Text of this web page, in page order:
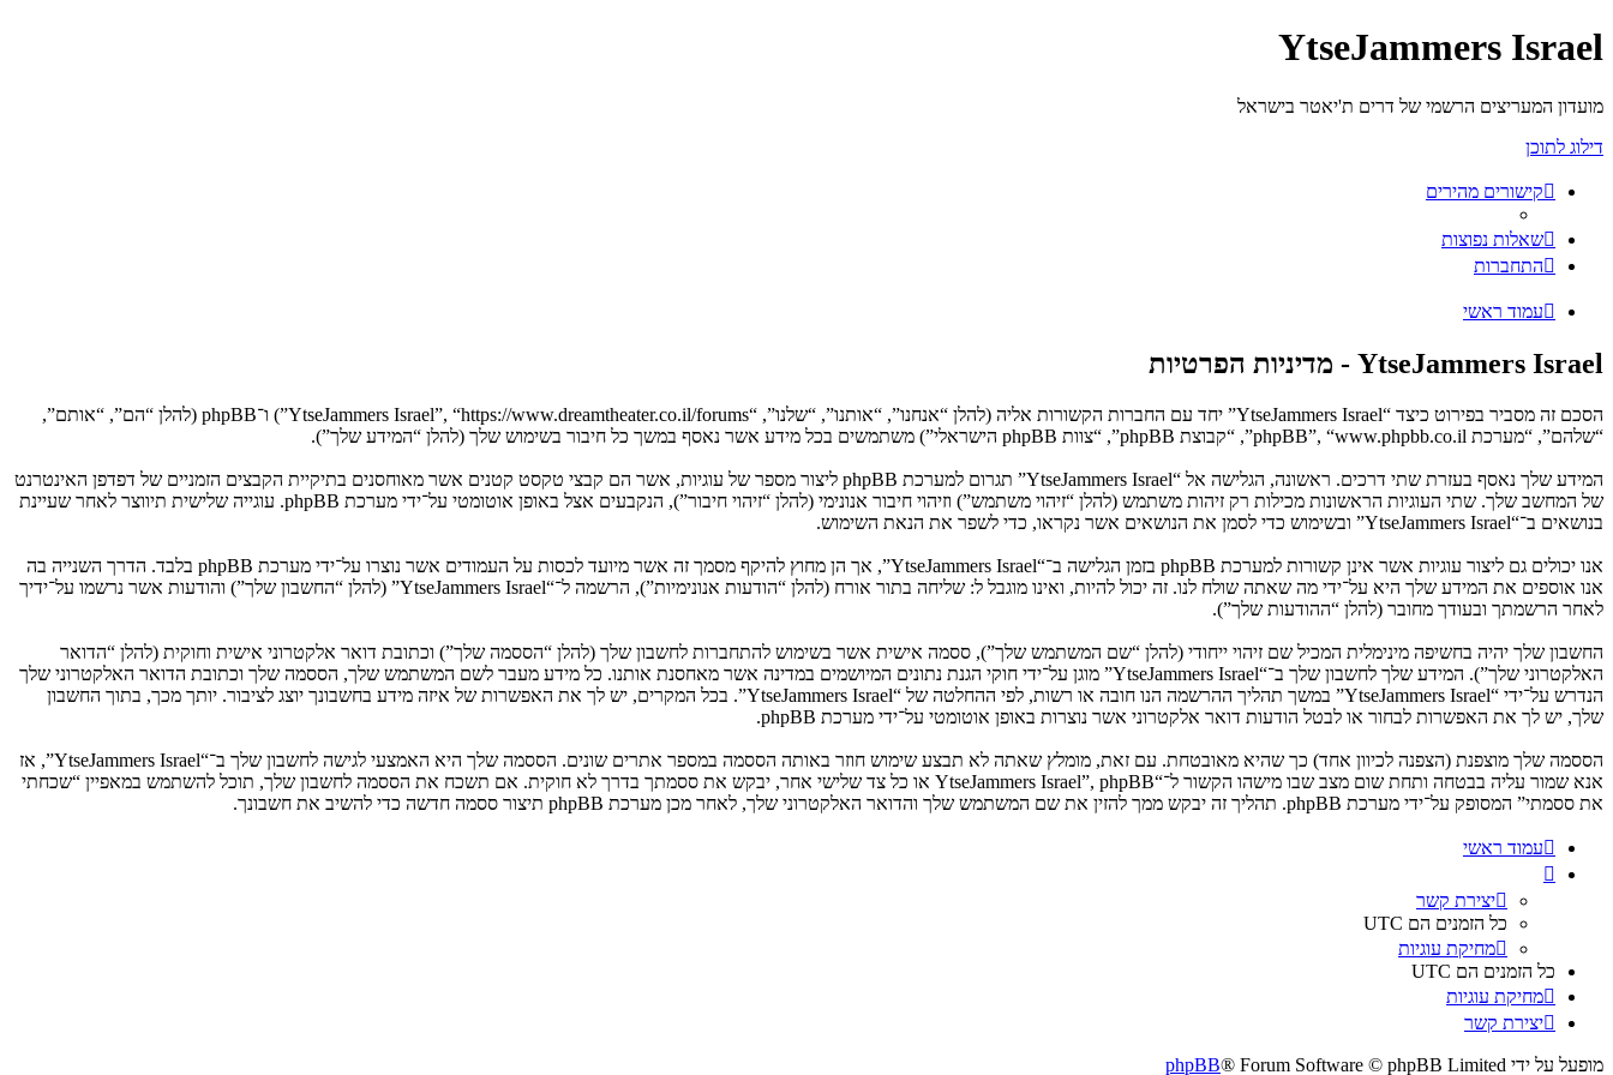
YtseJammers Israel
מועדון המעריצים הרשמי של דרים ת'יאטר בישראל
דילוג לתוכן
קישורים מהירים
שאלות נפוצות
התחברות
עמוד ראשי
YtseJammers Israel - מדיניות הפרטיות
הסכם זה מסביר בפירוט כיצד “YtseJammers Israel” יחד עם החברות הקשורות אליה (להלן “אנחנו”, “אותנו”, “שלנו”, “YtseJammers Israel”, “https://www.dreamtheater.co.il/forums”) ו־phpBB (להלן “הם”, “אותם”,
“שלהם”, “מערכת phpBB”, “www.phpbb.co.il”, “קבוצת phpBB”, “צוות phpBB הישראלי”) משתמשים בכל מידע אשר נאסף במשך כל חיבור בשימוש שלך (להלן “המידע שלך”).
המידע שלך נאסף בעזרת שתי דרכים. ראשונה, הגלישה אל “YtseJammers Israel” תגרום למערכת phpBB ליצור מספר של עוגיות, אשר הם קבצי טקסט קטנים אשר מאוחסנים בתיקיית הקבצים הזמניים של דפדפן האינטרנט
של המחשב שלך. שתי העוגיות הראשונות מכילות רק זיהות משתמש (להלן “זיהוי משתמש”) וזיהוי חיבור אנונימי (להלן “זיהוי חיבור”), הנקבעים אצל באופן אוטומטי על־ידי מערכת phpBB. עוגייה שלישית תיווצר לאחר שעיינת
בנושאים ב־“YtseJammers Israel” ובשימוש כדי לסמן את הנושאים אשר נקראו, כדי לשפר את הנאת השימוש.
אנו יכולים גם ליצור עוגיות אשר אינן קשורות למערכת phpBB בזמן הגלישה ב־“YtseJammers Israel”, אך הן מחוץ להיקף מסמך זה אשר מיועד לכסות על העמודים אשר נוצרו על־ידי מערכת phpBB בלבד. הדרך השנייה בה
אנו אוספים את המידע שלך היא על־ידי מה שאתה שולח לנו. זה יכול להיות, ואינו מוגבל ל: שליחה בתור אורח (להלן “הודעות אנונימיות”), הרשמה ל־“YtseJammers Israel” (להלן “החשבון שלך”) והודעות אשר נרשמו על־ידיך
לאחר הרשמתך ובעודך מחובר (להלן “ההודעות שלך”).
החשבון שלך יהיה בחשיפה מינימלית המכיל שם זיהוי ייחודי (להלן “שם המשתמש שלך”), ססמה אישית אשר בשימוש להתחברות לחשבון שלך (להלן “הססמה שלך”) וכתובת דואר אלקטרוני אישית וחוקית (להלן “הדואר
האלקטרוני שלך”). המידע שלך לחשבון שלך ב־“YtseJammers Israel” מוגן על־ידי חוקי הגנת נתונים המיושמים במדינה אשר מאחסנת אותנו. כל מידע מעבר לשם המשתמש שלך, הססמה שלך וכתובת הדואר האלקטרוני שלך
הנדרש על־ידי “YtseJammers Israel” במשך תהליך ההרשמה הנו חובה או רשות, לפי ההחלטה של “YtseJammers Israel”. בכל המקרים, יש לך את האפשרות של איזה מידע בחשבונך יוצג לציבור. יותך מכך, בתוך החשבון
שלך, יש לך את האפשרות לבחור או לבטל הודעות דואר אלקטרוני אשר נוצרות באופן אוטומטי על־ידי מערכת phpBB.
הססמה שלך מוצפנת (הצפנה לכיוון אחד) כך שהיא מאובטחת. עם זאת, מומלץ שאתה לא תבצע שימוש חוזר באותה הססמה במספר אתרים שונים. הססמה שלך היא האמצעי לגישה לחשבון שלך ב־“YtseJammers Israel”, אז
אנא שמור עליה בבטחה ותחת שום מצב שבו מישהו הקשור ל־“YtseJammers Israel”, phpBB או כל צד שלישי אחר, יבקש את ססמתך בדרך לא חוקית. אם תשכח את הססמה לחשבון שלך, תוכל להשתמש במאפיין “שכחתי
את ססמתי” המסופק על־ידי מערכת phpBB. תהליך זה יבקש ממך להזין את שם המשתמש שלך והדואר האלקטרוני שלך, לאחר מכן מערכת phpBB תיצור ססמה חדשה כדי להשיב את חשבונך.
עמוד ראשי
יצירת קשר
כל הזמנים הם UTC
מחיקת עוגיות
כל הזמנים הם UTC
מחיקת עוגיות
יצירת קשר
מופעל על ידי phpBB® Forum Software © phpBB Limited